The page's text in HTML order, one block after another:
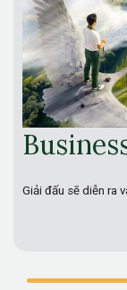
Giải đấu sẽ diễn ra